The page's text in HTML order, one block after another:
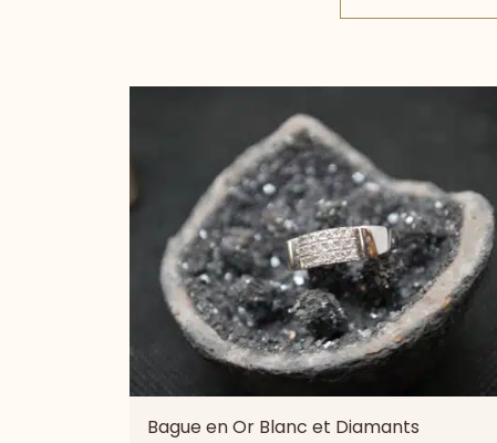
Bague en Or Blanc et Diamants